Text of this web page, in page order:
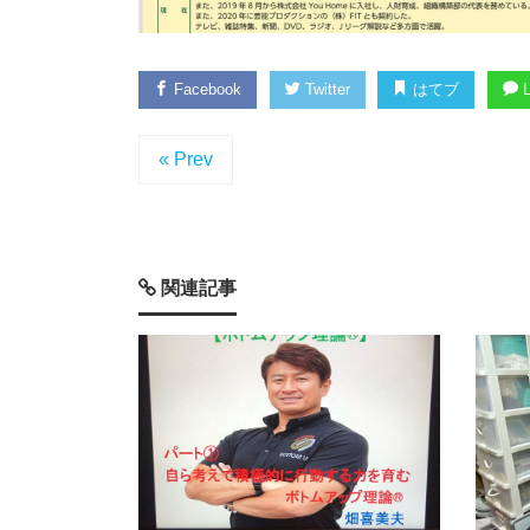
Facebook Twitter はてブ
« Prev
関連記事